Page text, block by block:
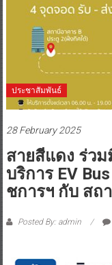
ประชาสัมพันธ์
28 February 2025
สายสีแดง ร่ว
บริการ EV
ชการฯ กับ สถ
Posted By: admin